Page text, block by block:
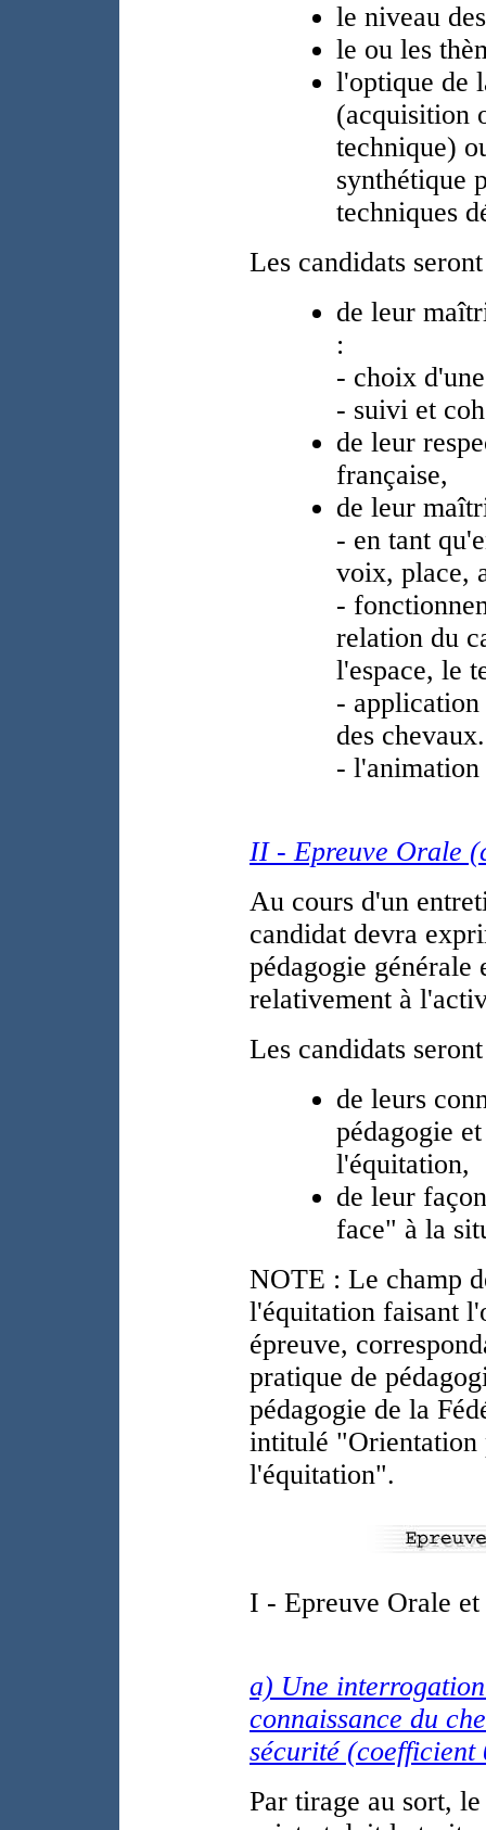
le niveau
le ou les
l'optique de
(acquisition
technique)
synthétique
techniques
Les candidats
de leur
:
- choix
- suivi et
de leur
française,
de leur
- en tant
voix, place,
-
relation du
l'espace, le
- application
des chevaux.
- l'animation
II - Epreuve Orale
Au cours d'un
candidat devra
pédagogie
relativement à
Les candidats
de leurs
pédagogie
l'équitation,
de leur
face" à la
NOTE : Le champ
l'équitation faisant
épreuve,
pratique de
pédagogie de la
intitulé "Orientation
l'équitation".
I - Epreuve Orale
a) Une
connaissance du
sécurité (coefficient
Par tirage au sort,